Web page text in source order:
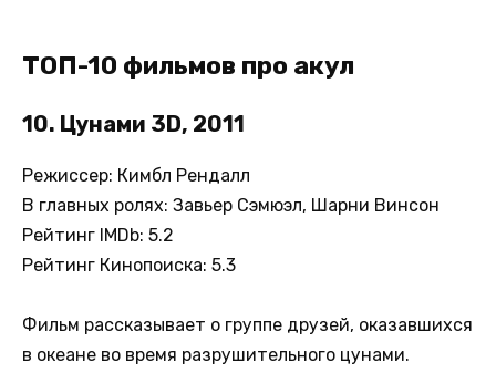
ТОП-10 фильмов про акул
10. Цунами 3D, 2011
Режиссер: Кимбл Рендалл
В главных ролях: Завьер Сэмюэл, Шарни Винсон
Рейтинг IMDb: 5.2
Рейтинг Кинопоиска: 5.3
Фильм рассказывает о группе друзей, оказавшихся
в океане во время разрушительного цунами.